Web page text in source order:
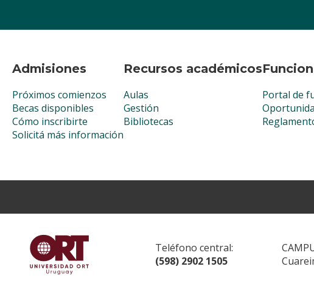
Admisiones
Próximos comienzos
Becas disponibles
Cómo inscribirte
Solicitá más información
Recursos académicos
Aulas
Gestión
Bibliotecas
Portal de
Teléfono central:
(598) 2902 1505